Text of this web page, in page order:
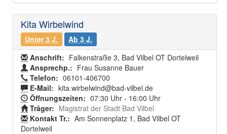
Kita Wirbelwind
Unter 3 J.
Ab 3 J.
Anschrift: Falkenstraße 3, Bad Vilbel OT Dortelweil
Ansprechp.: Frau Susanne Bauer
Telefon: 06101-406700
E-Mail: kita.wirbelwind@bad-vilbel.de
Öffnungszeiten: 07:30 Uhr - 16:00 Uhr
Träger: Magistrat der Stadt Bad Vilbel
Kontakt Tr.: Am Sonnenplatz 1, Bad Vilbel OT
Dortelweil